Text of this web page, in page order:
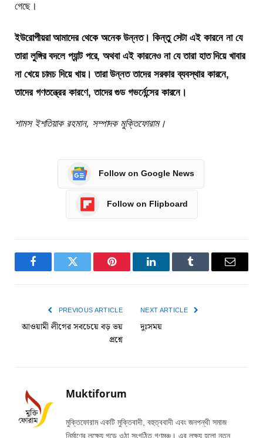
গেছে।
ইউরোপীয়রা আমাদের থেকে অনেক উন্নত। কিন্তু সেটা এই কারনে না যে
তারা লুঙ্গির বদলে প্যান্ট পরে, অথবা এই কারনেও না যে তারা হাত দিয়ে খাবার
না খেয়ে চামচ দিয়ে খায়। তারা উন্নত তাদের সরকার ব্যবস্থার কারনে,
তাদের গণতন্ত্রের কারণে, তাদের গুড গভর্নেন্সের কারনে।
শামস ইশতিয়াক রহমান, সম্পাদক মুক্তিফোরাম।
Follow on Google News
Follow on Flipboard
FacebookTwitter Pinterest LinkedInTumblr Email
PREVIOUS ARTICLE
আওয়ামী লীগের সবচেয়ে বড় ভয়
প্রশ্নে
NEXT ARTICLE
দুঃসময়
Muktiforum
মুক্তিফোরাম একটি মুক্তিবাদী, বহুত্ববাদী এবং জনপন্থী সমাজ
নির্মাণের লক্ষ্যে গড়ে ওঠা সংগঠিত গণমঞ্চ। এর লক্ষ্য হলো নতুন